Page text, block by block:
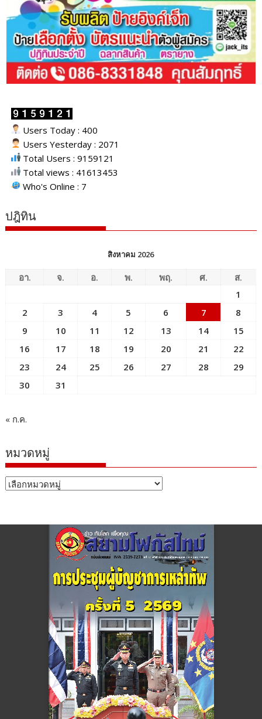
Users Today : 400
Users Yesterday : 2071
Total Users : 9159121
Total views : 41613453
Who's Online : 7
ปฎิทิน
สิงหาคม 2026
อา. จ. อ. พ. พฤ. ศ.
ส.
1
2
3 4 5 6 7
8
9
10 11 12 13 14
15
16
17 18 19 20 21
22
23
24 25 26 27 28
29
30
31
« ก.ค.
หมวดหมู่
หมวด